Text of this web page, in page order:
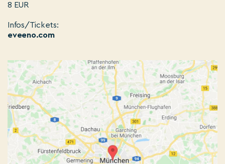
8 EUR
Infos/Tickets:
eveeno.com